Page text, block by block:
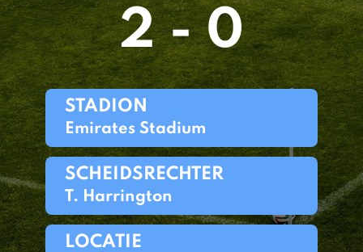
2 - 0
STADION
Emirates Stadium
SCHEIDSRECHTER
T. Harrington
LOCATIE